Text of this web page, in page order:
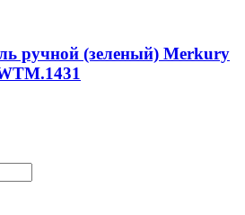
ручной (зеленый) Merkury